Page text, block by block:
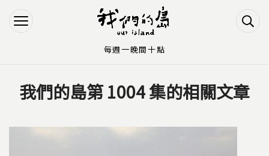
Jump to Navigation
Jump to Main content
您在這裡
我們的島第 1004 集的相關文章
每週一晚間十點